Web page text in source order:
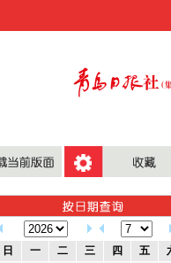
日 一 二 三 四 五